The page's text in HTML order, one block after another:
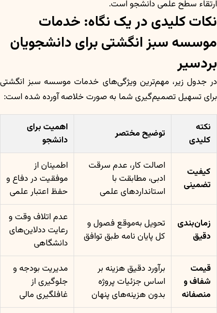
ارتقاء سطح علمی دانشجو است.
نکات کلیدی در یک نگاه: خدمات
موسسه سبز انگشتی برای دانشجویان
بردسیر
در جدول زیر، مهم‌ترین ویژگی‌های خدمات موسسه سبز انگشتی
برای تسهیل تصمیم‌گیری شما به صورت خلاصه آورده شده است:
نکته
کلیدی
توضیح مختصر
اهمیت برای
دانشجو
کیفیت
تضمینی
اصالت کار، عدم سرقت
ادبی، مطابقت با
استانداردهای علمی
اطمینان از
موفقیت در دفاع و
حفظ اعتبار علمی
زمان‌بندی
دقیق
تحویل به‌موقع فصول و
کل پایان نامه طبق توافق
عدم اتلاف وقت و
رعایت ددلاین‌های
دانشگاهی
قیمت
شفاف و
منصفانه
برآورد دقیق هزینه بر
اساس جزئیات پروژه
بدون هزینه‌های پنهان
مدیریت بودجه و
جلوگیری از
غافلگیری مالی